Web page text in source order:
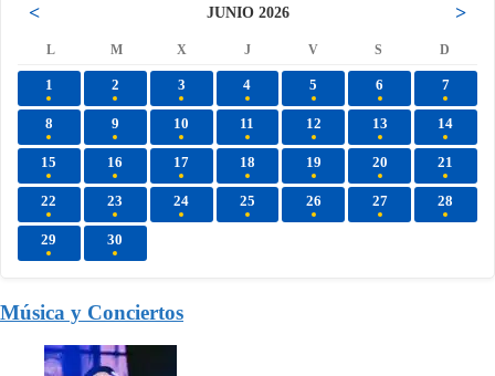
< JUNIO 2026 >
L M X J V S D
1 2 3 4 5 6 7
8 9 10 11 12 13 14
15 16 17 18 19 20 21
22 23 24 25 26 27 28
29 30
Música y Conciertos